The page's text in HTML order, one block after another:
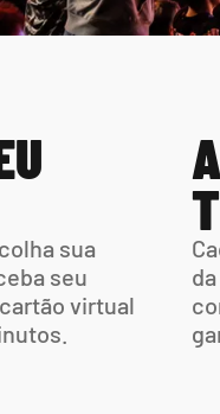
sua
seu
virtual